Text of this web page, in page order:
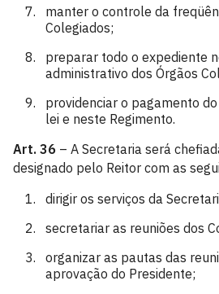
manter o controle da
Colegiados;
preparar todo o expediente
administrativo dos Órgãos
providenciar o pagamento
lei e neste Regimento.
Art. 36 – A Secretaria será
designado pelo Reitor com as
dirigir os serviços da
secretariar as reuniões dos
organizar as pautas das
aprovação do Presidente;